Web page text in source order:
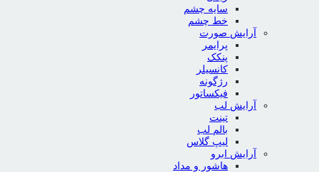
سایه چشم
خط چشم
آرایش صورت
پرایمر
پنکک
کانسیلر
رژگونه
فیکساتور
آرایش لب
تینت
بالم لب
لیپ گلاس
آرایش ابرو
هاشور و مداد